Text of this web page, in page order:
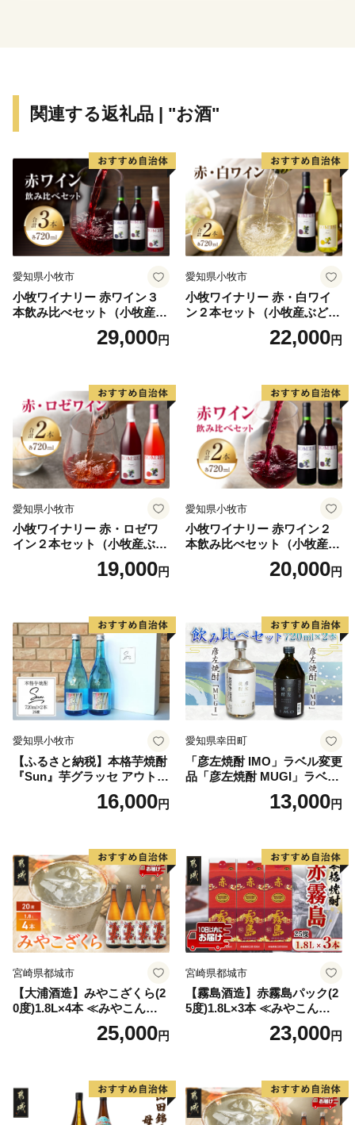
ます。
品づくりに生かされています。
－－－－－－－－－－－－－－－－－－－－－－－－－
－－－－－－－－－－－－－－－－－－－
◆米沢市は、ふるさと納税の対象団体です◆
本市は、ふるさと納税の基準に適合しているとして、
下記指定期間内に本市にふるさと納税（寄附）をします
と、個人住民税の寄附金特例控除の適用が受けられま
（なお、適用を受けるためには寄附者様にて税額控除の
【指定の根拠】
令和７年９月２６日付け総税市第１２０号
【指定期間】
令和７年１０月１日から令和８年９月３０日まで
関連する返礼品 | "お酒"
愛知県小牧市
小牧ワイナリー 赤ワイン３
本飲み比べセット（小牧産ぶ
どう100％使用）29,000円
愛知県小牧市
小牧ワイナリー 赤・白ワイ
ン２本セット（小牧産ぶどう
22,000円
愛知県小牧市
小牧ワイナリー 赤・ロゼワ
イン２本セット（小牧産ぶど
19,000円
愛知県小牧市
小牧ワイナリー 赤ワイン２
本飲み比べセット（小牧産ぶ
どう100％使用）20,000円
愛知県小牧市
【ふるさと納税】本格芋焼酎
『Sun』芋グラッセ アウトド
ア ソロキャンプ ベランピン
グ 巣ごもり 就労支援16,000円
愛知県幸田町
「彦左焼酎 IMO」ラベル変更
品「彦左焼酎 MUGI」ラベル
変更品 飲み比べ セット 合計
2本 720ml×各1本 25度 焼酎
13,000円
宮崎県都城市
【大浦酒造】みやこざくら(2
0度)1.8L×4本 ≪みやこんじょ
特急便≫_AD-077125,000円
宮崎県都城市
【霧島酒造】赤霧島パック(2
5度)1.8L×3本 ≪みやこんじょ
特急便≫_23-07-K03P-1800-3
23,000円